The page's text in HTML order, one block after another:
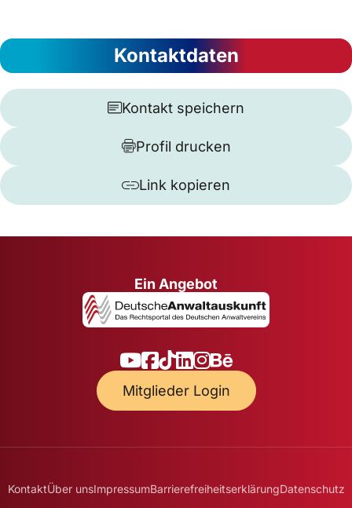
Kontaktdaten
Kontakt speichern
Profil drucken
Link kopieren
Ein Angebot
Mitglieder Login
KontaktÜber unsImpressumBarrierefreiheitserklärungDatenschutz